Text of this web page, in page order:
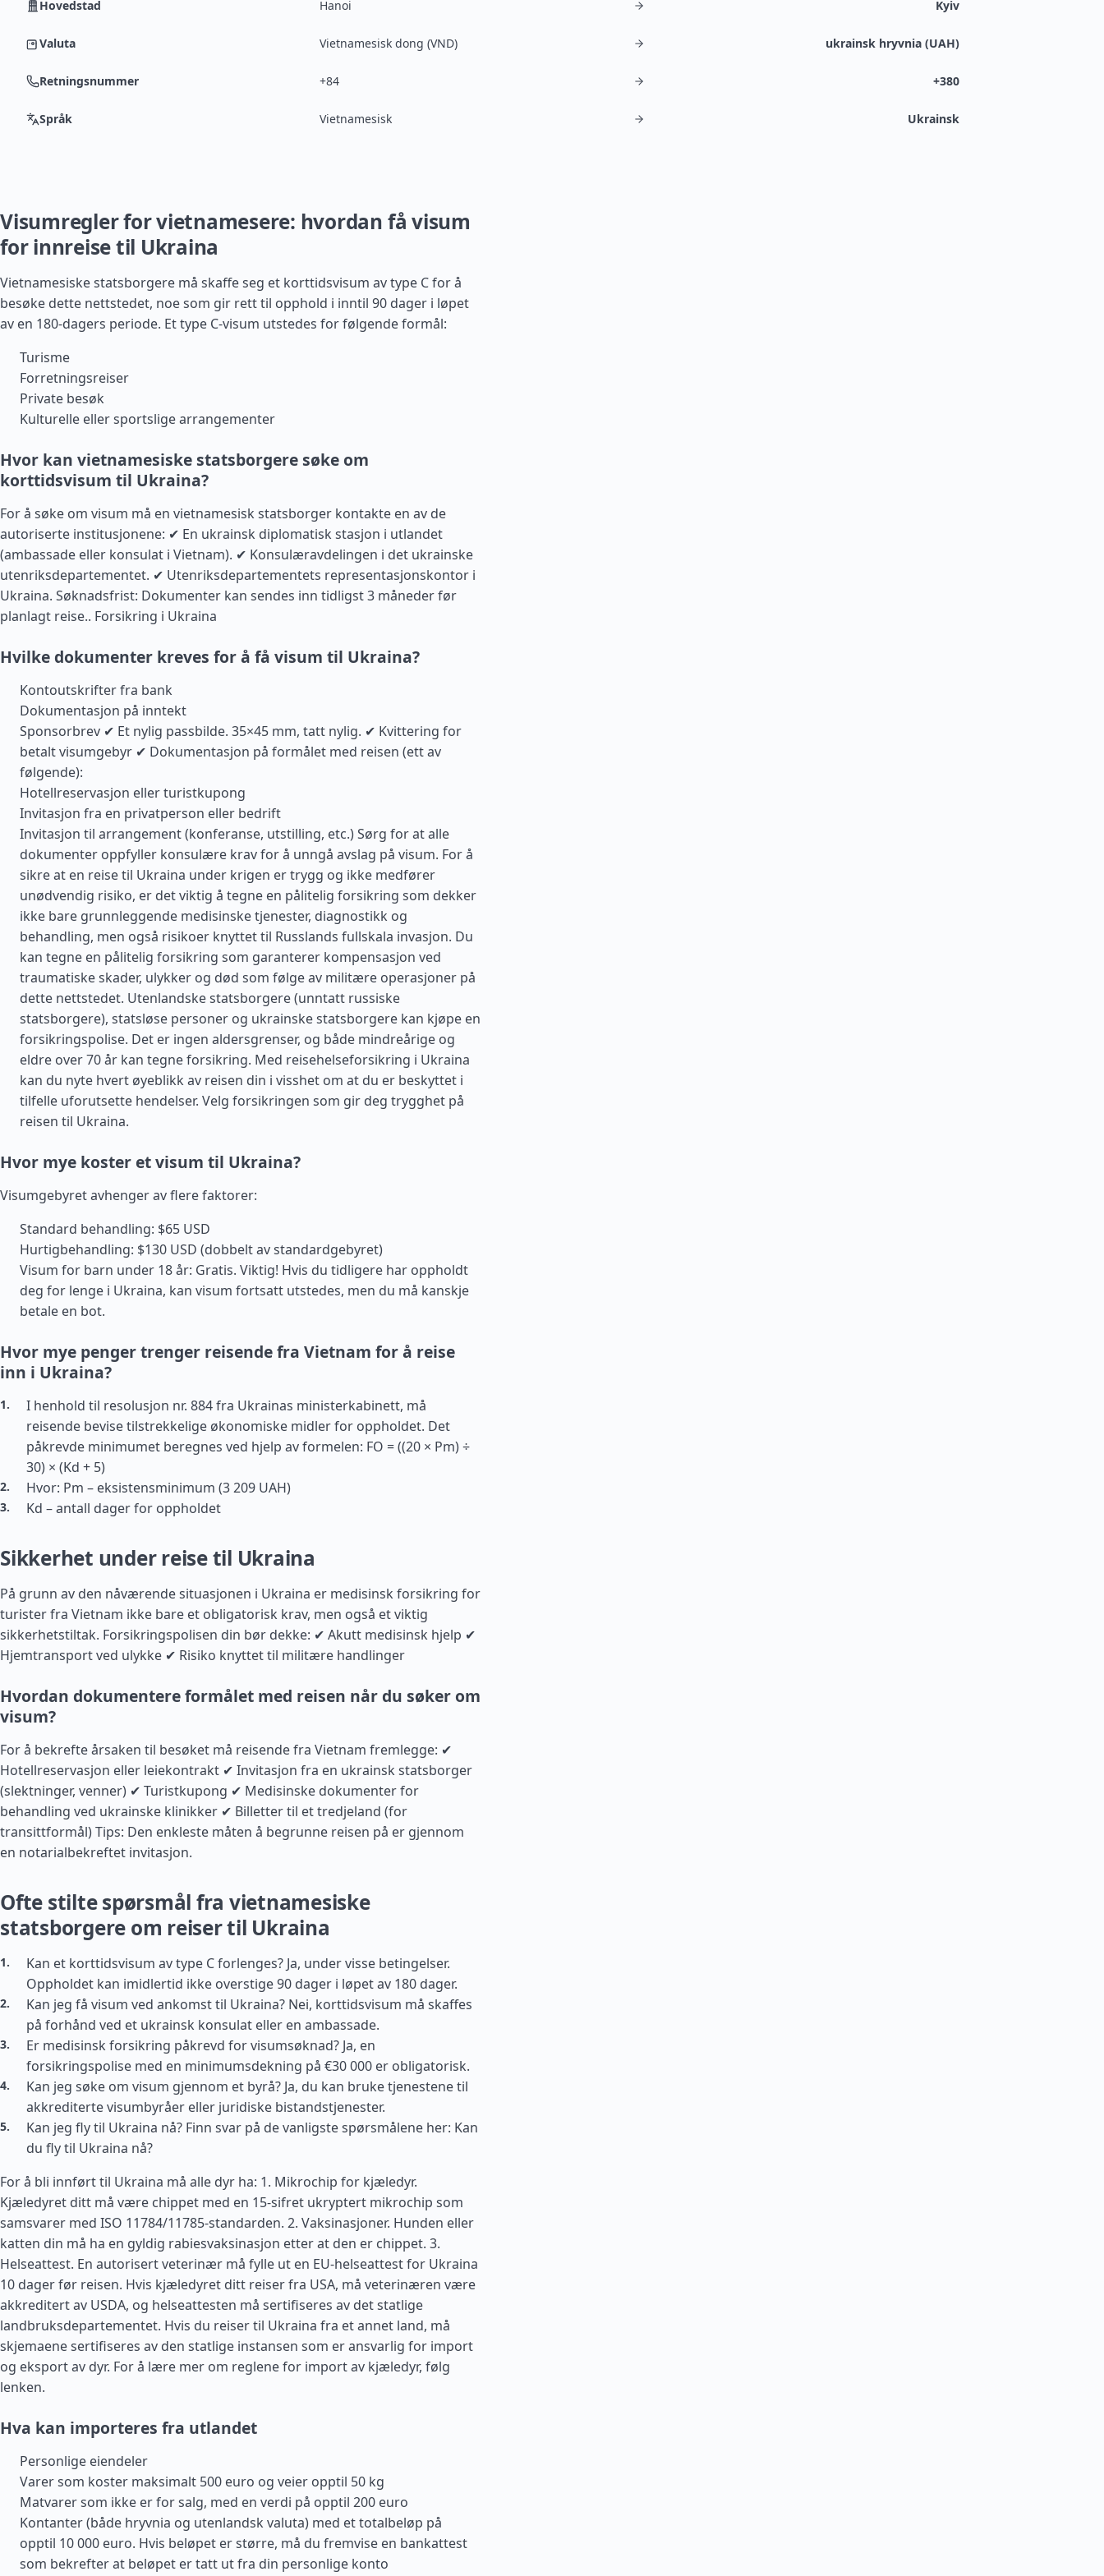
Hovedstad Hanoi Kyiv
Valuta Vietnamesisk dong (VND) ukrainsk hryvnia (UAH)
Retningsnummer +84 +380
Språk Vietnamesisk Ukrainsk
Visumregler for vietnamesere: hvordan få visum
for innreise til Ukraina
Vietnamesiske statsborgere må skaffe seg et korttidsvisum av type C for å
besøke dette nettstedet, noe som gir rett til opphold i inntil 90 dager i løpet
av en 180-dagers periode. Et type C-visum utstedes for følgende formål:
Turisme
Forretningsreiser
Private besøk
Kulturelle eller sportslige arrangementer
Hvor kan vietnamesiske statsborgere søke om
korttidsvisum til Ukraina?
For å søke om visum må en vietnamesisk statsborger kontakte en av de
autoriserte institusjonene: ✔ En ukrainsk diplomatisk stasjon i utlandet
(ambassade eller konsulat i Vietnam). ✔ Konsulæravdelingen i det ukrainske
utenriksdepartementet. ✔ Utenriksdepartementets representasjonskontor i
Ukraina. Søknadsfrist: Dokumenter kan sendes inn tidligst 3 måneder før
planlagt reise.. Forsikring i Ukraina
Hvilke dokumenter kreves for å få visum til Ukraina?
Kontoutskrifter fra bank
Dokumentasjon på inntekt
Sponsorbrev ✔ Et nylig passbilde. 35×45 mm, tatt nylig. ✔ Kvittering for
betalt visumgebyr ✔ Dokumentasjon på formålet med reisen (ett av
følgende):
Hotellreservasjon eller turistkupong
Invitasjon fra en privatperson eller bedrift
Invitasjon til arrangement (konferanse, utstilling, etc.) Sørg for at alle
dokumenter oppfyller konsulære krav for å unngå avslag på visum. For å
sikre at en reise til Ukraina under krigen er trygg og ikke medfører
unødvendig risiko, er det viktig å tegne en pålitelig forsikring som dekker
ikke bare grunnleggende medisinske tjenester, diagnostikk og
behandling, men også risikoer knyttet til Russlands fullskala invasjon. Du
kan tegne en pålitelig forsikring som garanterer kompensasjon ved
traumatiske skader, ulykker og død som følge av militære operasjoner på
dette nettstedet. Utenlandske statsborgere (unntatt russiske
statsborgere), statsløse personer og ukrainske statsborgere kan kjøpe en
forsikringspolise. Det er ingen aldersgrenser, og både mindreårige og
eldre over 70 år kan tegne forsikring. Med reisehelseforsikring i Ukraina
kan du nyte hvert øyeblikk av reisen din i visshet om at du er beskyttet i
tilfelle uforutsette hendelser. Velg forsikringen som gir deg trygghet på
reisen til Ukraina.
Hvor mye koster et visum til Ukraina?
Visumgebyret avhenger av flere faktorer:
Standard behandling: $65 USD
Hurtigbehandling: $130 USD (dobbelt av standardgebyret)
Visum for barn under 18 år: Gratis. Viktig! Hvis du tidligere har oppholdt
deg for lenge i Ukraina, kan visum fortsatt utstedes, men du må kanskje
betale en bot.
Hvor mye penger trenger reisende fra Vietnam for å reise
inn i Ukraina?
I henhold til resolusjon nr. 884 fra Ukrainas ministerkabinett, må
reisende bevise tilstrekkelige økonomiske midler for oppholdet. Det
påkrevde minimumet beregnes ved hjelp av formelen: FO = ((20 × Pm) ÷
30) × (Kd + 5)
Hvor: Pm – eksistensminimum (3 209 UAH)
Kd – antall dager for oppholdet
Sikkerhet under reise til Ukraina
På grunn av den nåværende situasjonen i Ukraina er medisinsk forsikring for
turister fra Vietnam ikke bare et obligatorisk krav, men også et viktig
sikkerhetstiltak. Forsikringspolisen din bør dekke: ✔ Akutt medisinsk hjelp ✔
Hjemtransport ved ulykke ✔ Risiko knyttet til militære handlinger
Hvordan dokumentere formålet med reisen når du søker om
visum?
For å bekrefte årsaken til besøket må reisende fra Vietnam fremlegge: ✔
Hotellreservasjon eller leiekontrakt ✔ Invitasjon fra en ukrainsk statsborger
(slektninger, venner) ✔ Turistkupong ✔ Medisinske dokumenter for
behandling ved ukrainske klinikker ✔ Billetter til et tredjeland (for
transittformål) Tips: Den enkleste måten å begrunne reisen på er gjennom
en notarialbekreftet invitasjon.
Ofte stilte spørsmål fra vietnamesiske
statsborgere om reiser til Ukraina
Kan et korttidsvisum av type C forlenges? Ja, under visse betingelser.
Oppholdet kan imidlertid ikke overstige 90 dager i løpet av 180 dager.
Kan jeg få visum ved ankomst til Ukraina? Nei, korttidsvisum må skaffes
på forhånd ved et ukrainsk konsulat eller en ambassade.
Er medisinsk forsikring påkrevd for visumsøknad? Ja, en
forsikringspolise med en minimumsdekning på €30 000 er obligatorisk.
Kan jeg søke om visum gjennom et byrå? Ja, du kan bruke tjenestene til
akkrediterte visumbyråer eller juridiske bistandstjenester.
Kan jeg fly til Ukraina nå? Finn svar på de vanligste spørsmålene her: Kan
du fly til Ukraina nå?
For å bli innført til Ukraina må alle dyr ha: 1. Mikrochip for kjæledyr.
Kjæledyret ditt må være chippet med en 15-sifret ukryptert mikrochip som
samsvarer med ISO 11784/11785-standarden. 2. Vaksinasjoner. Hunden eller
katten din må ha en gyldig rabiesvaksinasjon etter at den er chippet. 3.
Helseattest. En autorisert veterinær må fylle ut en EU-helseattest for Ukraina
10 dager før reisen. Hvis kjæledyret ditt reiser fra USA, må veterinæren være
akkreditert av USDA, og helseattesten må sertifiseres av det statlige
landbruksdepartementet. Hvis du reiser til Ukraina fra et annet land, må
skjemaene sertifiseres av den statlige instansen som er ansvarlig for import
og eksport av dyr. For å lære mer om reglene for import av kjæledyr, følg
lenken.
Hva kan importeres fra utlandet
Personlige eiendeler
Varer som koster maksimalt 500 euro og veier opptil 50 kg
Matvarer som ikke er for salg, med en verdi på opptil 200 euro
Kontanter (både hryvnia og utenlandsk valuta) med et totalbeløp på
opptil 10 000 euro. Hvis beløpet er større, må du fremvise en bankattest
som bekrefter at beløpet er tatt ut fra din personlige konto